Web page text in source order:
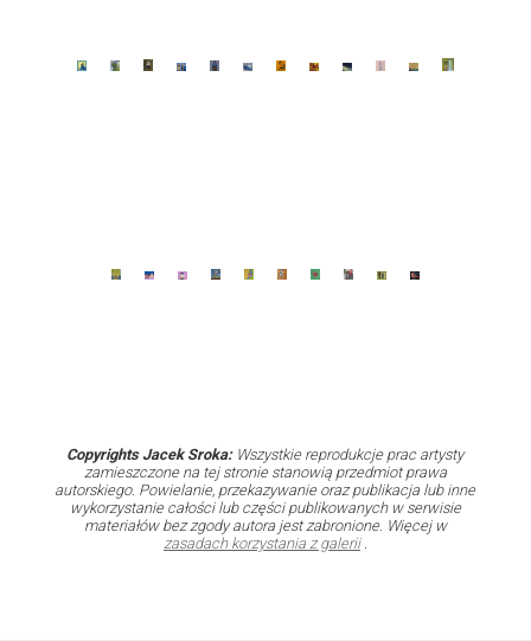
Copyrights Jacek Sroka:Wszystkie reprodukcje prac artysty
zamieszczone na tej stronie stanowią przedmiot prawa
autorskiego. Powielanie, przekazywanie oraz publikacja lub inne
wykorzystanie całości lub części publikowanych w serwisie
materiałów bez zgody autora jest zabronione. Więcej w
zasadach korzystania z galerii.